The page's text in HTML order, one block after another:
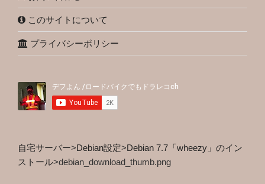
このサイトについて
プライバシーポリシー
自宅サーバー>Debian設定>Debian 7.7「wheezy」のイン
ストール>debian_download_thumb.png